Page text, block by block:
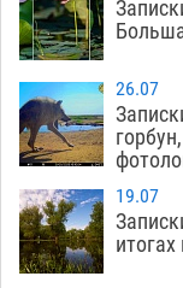
26.07
19.07